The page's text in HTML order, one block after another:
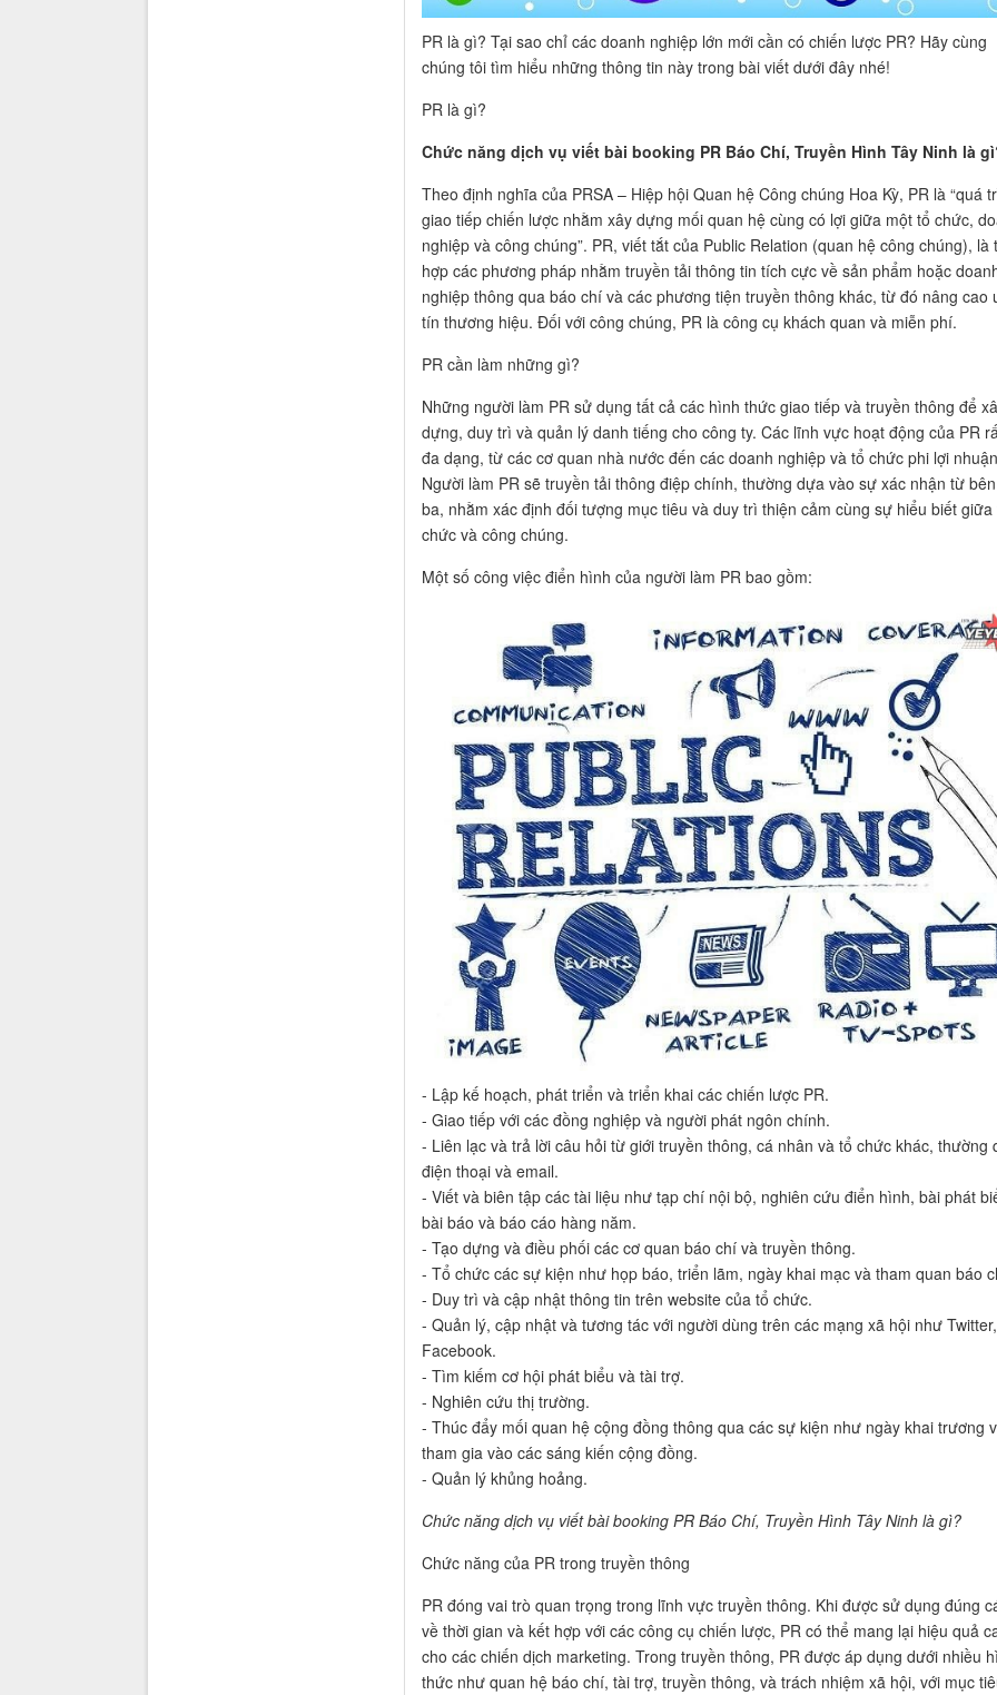
PR là gì? Tại sao chỉ các doanh nghiệp lớn mới cần có chiến lược PR? Hãy cùng
chúng tôi tìm hiểu những thông tin này trong bài viết dưới đây nhé!
PR là gì?
Chức năng dịch vụ viết bài booking PR Báo Chí, Truyền Hình Tây Ninh là
Theo định nghĩa của PRSA – Hiệp hội Quan hệ Công chúng Hoa Kỳ, PR là “quá
giao tiếp chiến lược nhằm xây dựng mối quan hệ cùng có lợi giữa một tổ chức,
nghiệp và công chúng”. PR, viết tắt của Public Relation (quan hệ công chúng), là
hợp các phương pháp nhằm truyền tải thông tin tích cực về sản phẩm hoặc
nghiệp thông qua báo chí và các phương tiện truyền thông khác, từ đó nâng cao
tín thương hiệu. Đối với công chúng, PR là công cụ khách quan và miễn phí.
PR cần làm những gì?
Những người làm PR sử dụng tất cả các hình thức giao tiếp và truyền thông để
dựng, duy trì và quản lý danh tiếng cho công ty. Các lĩnh vực hoạt động của PR
đa dạng, từ các cơ quan nhà nước đến các doanh nghiệp và tổ chức phi lợi
Người làm PR sẽ truyền tải thông điệp chính, thường dựa vào sự xác nhận từ
ba, nhằm xác định đối tượng mục tiêu và duy trì thiện cảm cùng sự hiểu biết giữa
chức và công chúng.
Một số công việc điển hình của người làm PR bao gồm:
- Lập kế hoạch, phát triển và triển khai các chiến lược PR.
- Giao tiếp với các đồng nghiệp và người phát ngôn chính.
- Liên lạc và trả lời câu hỏi từ giới truyền thông, cá nhân và tổ chức khác, thường
điện thoại và email.
- Viết và biên tập các tài liệu như tạp chí nội bộ, nghiên cứu điển hình, bài phát
bài báo và báo cáo hàng năm.
- Tạo dựng và điều phối các cơ quan báo chí và truyền thông.
- Tổ chức các sự kiện như họp báo, triển lãm, ngày khai mạc và tham quan báo
- Duy trì và cập nhật thông tin trên website của tổ chức.
- Quản lý, cập nhật và tương tác với người dùng trên các mạng xã hội như Twitter,
Facebook.
- Tìm kiếm cơ hội phát biểu và tài trợ.
- Nghiên cứu thị trường.
- Thúc đẩy mối quan hệ cộng đồng thông qua các sự kiện như ngày khai trương
tham gia vào các sáng kiến cộng đồng.
- Quản lý khủng hoảng.
Chức năng dịch vụ viết bài booking PR Báo Chí, Truyền Hình Tây Ninh là gì?
Chức năng của PR trong truyền thông
PR đóng vai trò quan trọng trong lĩnh vực truyền thông. Khi được sử dụng đúng
về thời gian và kết hợp với các công cụ chiến lược, PR có thể mang lại hiệu quả
cho các chiến dịch marketing. Trong truyền thông, PR được áp dụng dưới nhiều
thức như quan hệ báo chí, tài trợ, truyền thông, và trách nhiệm xã hội, với mục